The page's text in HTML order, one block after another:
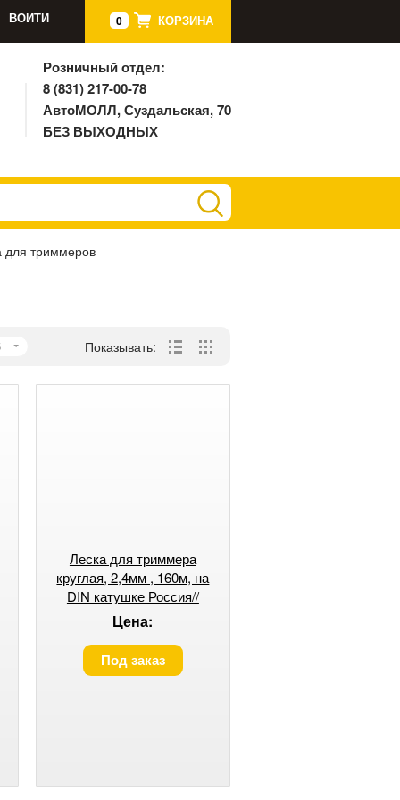
0 КОРЗИНА
ВОЙТИ
Розничный отдел:
8 (831) 217-00-78
АвтоМОЛЛ, Суздальская, 70
БЕЗ ВЫХОДНЫХ
для триммеров
Показывать:
Леска для триммера
круглая, 2,4мм , 160м, на
DIN катушке Россия//
Denzel
Цена:
Под заказ